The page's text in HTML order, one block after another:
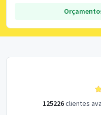
125226clientes